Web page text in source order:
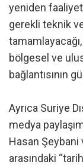
yeniden
gerekli teknik
bölgesel ve
bağlantısının
Ayrıca Suriye
medya
Hasan
arasındaki